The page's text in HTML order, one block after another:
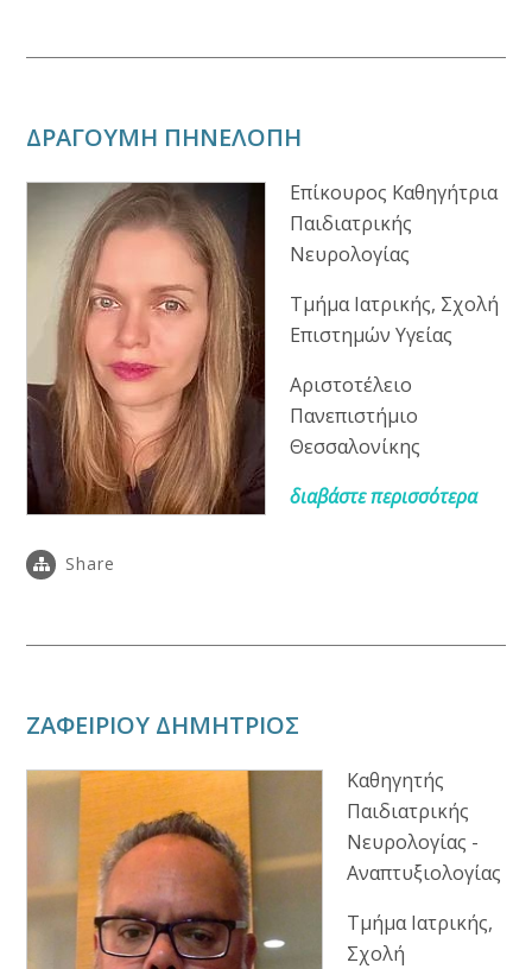
ΔΡΑΓΟΥΜΗ ΠΗΝΕΛΟΠΗ
Επίκουρος Καθηγήτρια
Παιδιατρικής
Νευρολογίας
Τμήμα Ιατρικής, Σχολή
Επιστημών Υγείας
Αριστοτέλειο
Πανεπιστήμιο
Θεσσαλονίκης
διαβάστε περισσότερα
Share
ΖΑΦΕΙΡΙΟΥ ΔΗΜΗΤΡΙΟΣ
Καθηγητής
Παιδιατρικής
Νευρολογίας -
Αναπτυξιολογίας
Τμήμα Ιατρικής,
Σχολή